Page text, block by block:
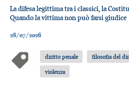
La difesa legittima tra i classici, la
Quando la vittima non può farsi giudice
28/07/2026
diritto penale filosofia del
violenza